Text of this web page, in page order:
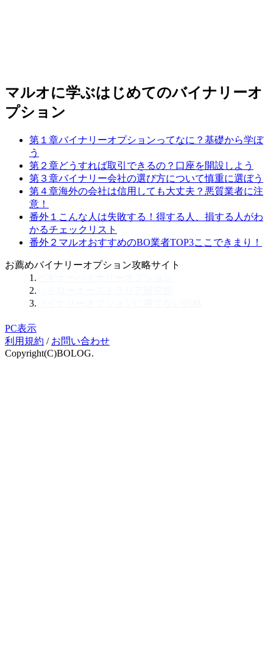
マルオに学ぶはじめてのバイナリーオ
プション
第１章バイナリーオプションってなに？ 基礎から学ぼ
う
第２章どうすれば取引できるの？ 口座を開設しよう
第３章バイナリー会社の選び方について慎重に選ぼう
第４章海外の会社は信用しても大丈夫？ 悪質業者に注
意！
番外１ こんな人は失敗する！ 得する人、損する人がわ
かるチェックリスト
番外２ マルオおすすめのBO業者TOP3ここできまり！
お薦めバイナリーオプション攻略サイト
1.
2.
3.
PC表示
利用規約 / お問い合わせ
Copyright(C)BOLOG.